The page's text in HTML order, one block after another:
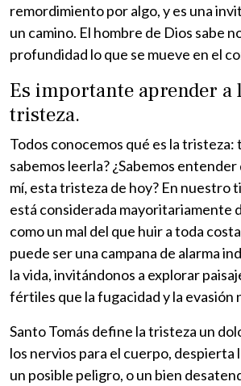
remordimiento por algo, y es una
un camino. El hombre de Dios sabe
profundidad lo que se mueve en el
Es importante aprender a
tristeza.
Todos conocemos qué es la tristeza:
sabemos leerla? ¿Sabemos
mí, esta tristeza de hoy? En nuestro
está considerada mayoritariamente
como un mal del que huir a toda
puede ser una campana de alarma
la vida, invitándonos a explorar
fértiles que la fugacidad y la evasión
Santo Tomás define la tristeza un
los nervios para el cuerpo, despierta
un posible peligro, o un bien